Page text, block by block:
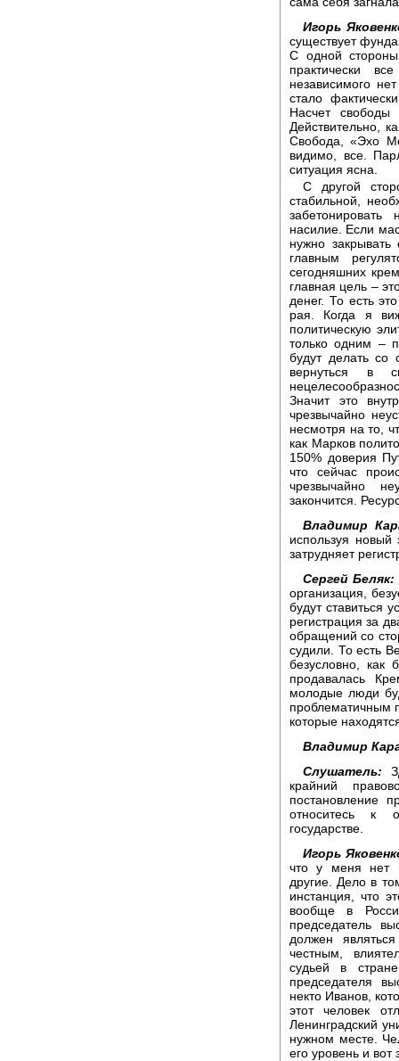
Игорь
существует
С одной
практически
независимого
стало
Насчет
Действительно,
Свобода, «Эхо
видимо, все.
ситуация ясна.
С другой
стабильной,
насилие. Если
нужно закрывать
главным
сегодняшних
главная цель –
денег. То есть
рая. Когда я
политическую
только одним –
будут делать со
вернуться
Значит это
чрезвычайно
несмотря на то,
как Марков
150% доверия
что сейчас
чрезвычайно
закончится.
Владимир
используя новый
затрудняет
Сергей Беляк:
организация,
будут ставиться
регистрация за
обращений со
судили. То есть
безусловно, как
продавалась
молодые люди
проблематичным
которые
Владимир
Слушатель:
крайний
постановление
относитесь к
государстве.
Игорь
что у меня нет
другие. Дело в
инстанция, что
вообще в
председатель
должен
честным,
судьей в
председателя
некто Иванов,
этот человек
Ленинградский
нужном месте.
его уровень и вот